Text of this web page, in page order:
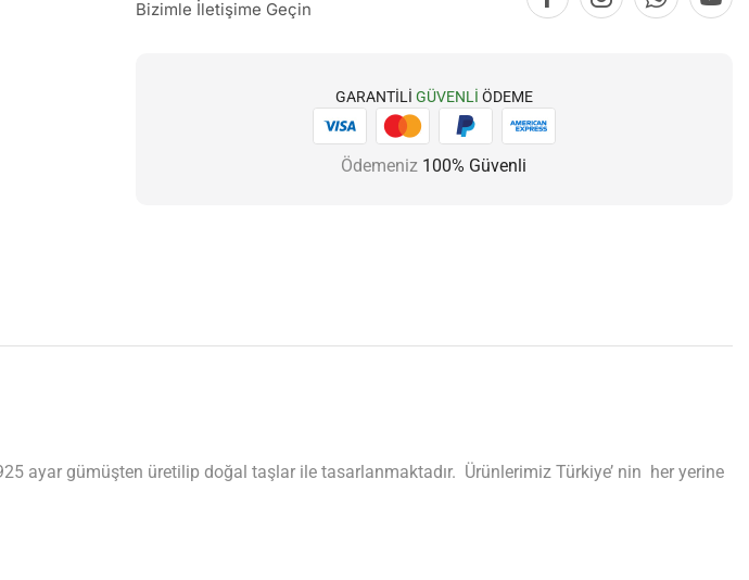
Bizimle İletişime Geçin
GARANTILI GÜVENLI ÖDEME
Ödemeniz 100% Güvenli
ayar gümüşten üretilip doğal taşlar ile tasarlanmaktadır. Ürünlerimiz Türkiye’ nin her yerine